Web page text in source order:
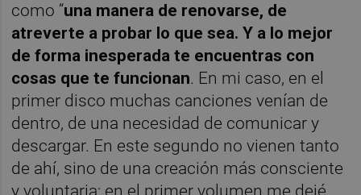
como “una manera de renovarse, de
atreverte a probar lo que sea. Y a lo mejor
de forma inesperada te encuentras con
cosas que te funcionan. En mi caso, en el
primer disco muchas canciones venían de
dentro, de una necesidad de comunicar y
descargar. En este segundo no vienen tanto
de ahí, sino de una creación más consciente
y voluntaria; en el primer volumen me dejé